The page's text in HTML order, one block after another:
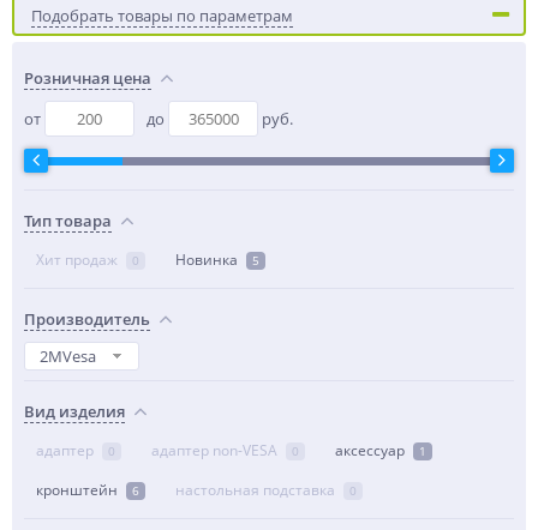
Подобрать товары по параметрам
Розничная цена
от
до руб.
Тип товара
Хит продаж 0 Новинка 5
Производитель
2MVesa
Вид изделия
адаптер 0 адаптер non-VESA 0 аксессуар 1
кронштейн 6 настольная подставка 0